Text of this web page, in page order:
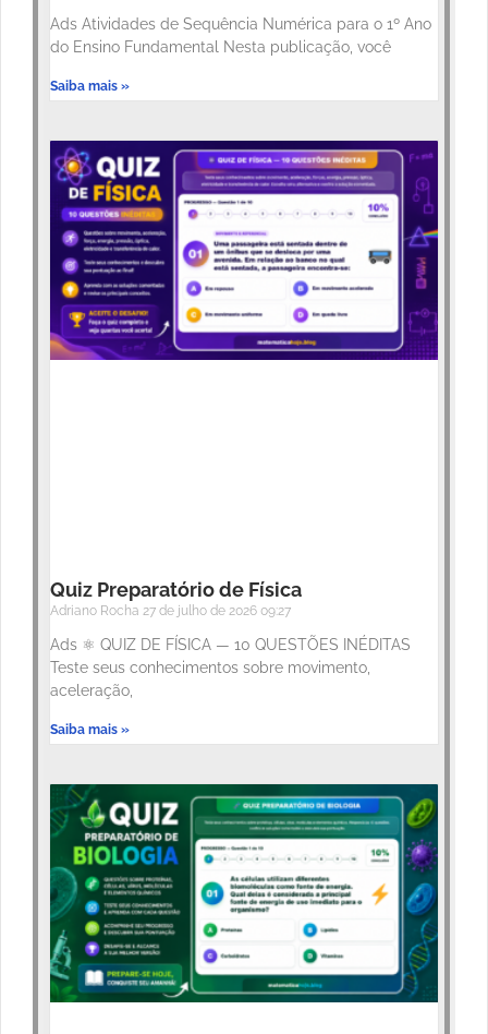
Ads Atividades de Sequência Numérica para o 1º Ano
do Ensino Fundamental Nesta publicação, você
Saiba mais »
Quiz Preparatório de Física
Adriano Rocha 27 de julho de 2026 09:27
Ads ⚛️ QUIZ DE FÍSICA — 10 QUESTÕES INÉDITAS
Teste seus conhecimentos sobre movimento,
aceleração,
Saiba mais »